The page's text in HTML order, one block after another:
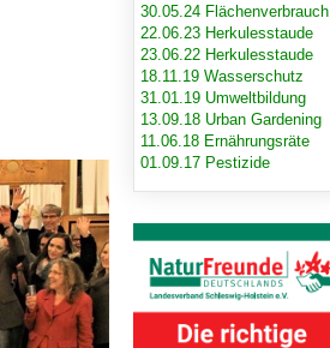
30.05.24 Flächenverbrauch
22.06.23 Herkulesstaude
23.06.22 Herkulesstaude
18.11.19 Wasserschutz
31.01.19 Umweltbildung
13.09.18 Urban Gardening
11.06.18 Ernährungsräte
01.09.17 Pestizide